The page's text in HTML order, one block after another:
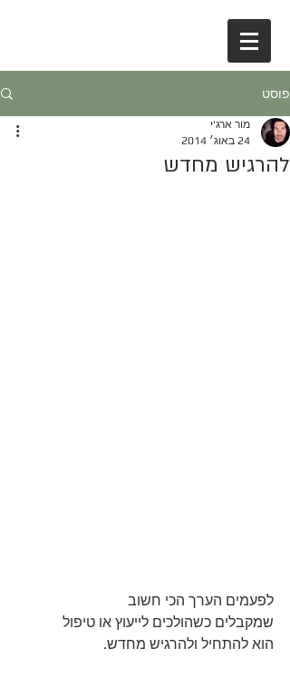
פוסט
להרגיש מחדש
מור ארג'י
24 באוג׳ 2014
לפעמים הערך הכי חשוב
שמקבלים כשהולכים לייעוץ או טיפול
הוא להתחיל ולהרגיש מחדש.